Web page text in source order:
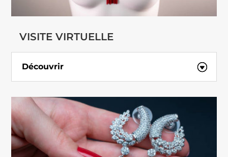
VISITE VIRTUELLE
Découvrir